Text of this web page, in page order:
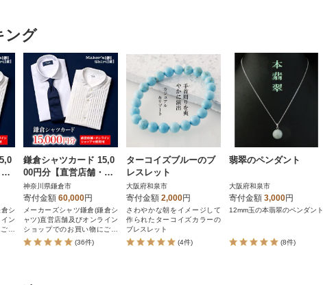
ング
シ
ン
利
鎌倉シャツカード 15,0
00円分【直営店舗・オ
ンラインショップで使
用可】
神奈川県鎌倉市
寄付金額 60,000円
メーカーズシャツ鎌倉(鎌倉シ
ャツ)直営店舗及びオンライン
ショップでのお買い物にご利
用いただけるカード(36件)
ターコイズブルーのブ
レスレット
大阪府和泉市
寄付金額 2,000円
さわやかな朝をイメージして
作られたターコイズカラーの
ブレスレット
(4件)
翡翠のペンダント
大阪府和泉市
寄付金額 3,000円
12mm玉の本翡翠のペンダント
(8件)